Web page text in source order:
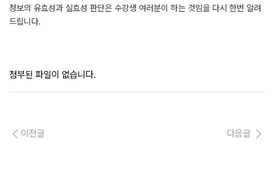
정보의 유효성과 실효성 판단은 수강생 여러분이 하는 것임을 다시 한번 알려
드립니다.
첨부된 파일이 없습니다.
이전글 다음글